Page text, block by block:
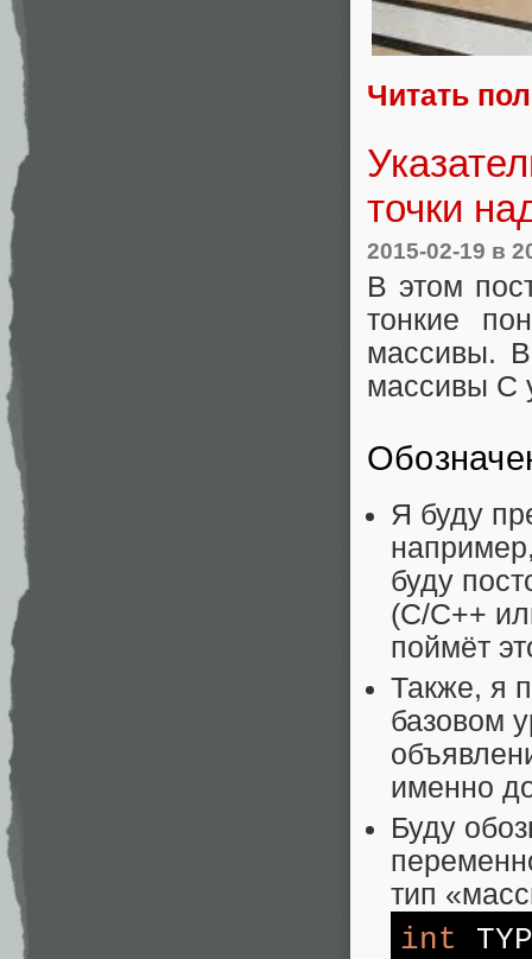
Читать
точки
2015-02-19 в
В этом
тонкие
массивы. В
массивы C
Я буду
буду
(C/C++
поймёт
Также, я
базовом
именно
Буду
тип
int